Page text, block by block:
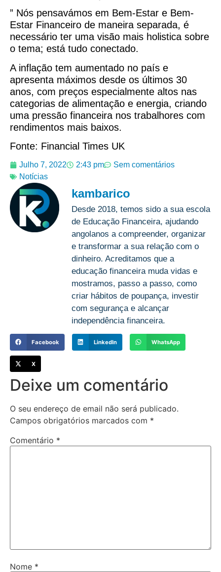
” Nós pensavámos em Bem-Estar e Bem-
Estar Financeiro de maneira separada, é
necessário ter uma visão mais holistica sobre
o tema; está tudo conectado.
A inflação tem aumentado no país e
apresenta máximos desde os últimos 30
anos, com preços especialmente altos nas
categorias de alimentação e energia, criando
uma pressão financeira nos trabalhores com
rendimentos mais baixos.
Fonte: Financial Times UK
Julho 7, 2022 2:43 pm
Sem comentários
Notícias
kambarico
Desde 2018, temos sido a sua escola
de Educação Financeira, ajudando
angolanos a compreender, organizar
e transformar a sua relação com o
dinheiro. Acreditamos que a
educação financeira muda vidas e
mostramos, passo a passo, como
criar hábitos de poupança, investir
com segurança e alcançar
independência financeira.
Facebook LinkedIn WhatsApp
X
Deixe um comentário
O seu endereço de email não será publicado.
Campos obrigatórios marcados com *
Comentário *
Nome *